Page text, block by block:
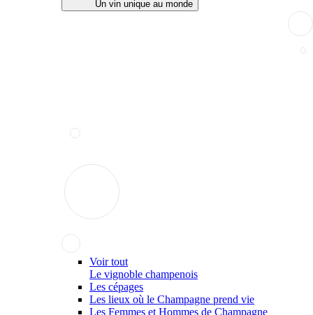
Un vin unique au monde
Voir tout
Le vignoble champenois
Les cépages
Les lieux où le Champagne prend vie
Les Femmes et Hommes de Champagne